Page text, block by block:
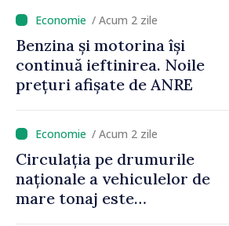
/ Acum 2 zile
Benzina și motorina își
continuă ieftinirea. Noile
prețuri afișate de ANRE
/ Acum 2 zile
Circulația pe drumurile
naționale a vehiculelor de
mare tonaj este